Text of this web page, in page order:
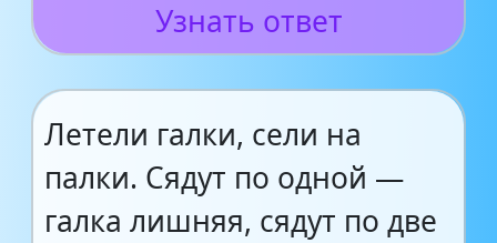
Узнать ответ
Летели галки, сели на
палки. Сядут по одной —
галка лишняя, сядут по две